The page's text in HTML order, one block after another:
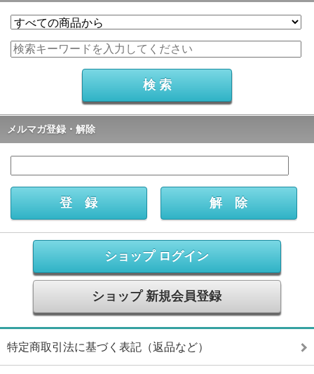
メルマガ登録・解除
ショップ ログイン
ショップ 新規会員登録
特定商取引法に基づく表記（返品など）